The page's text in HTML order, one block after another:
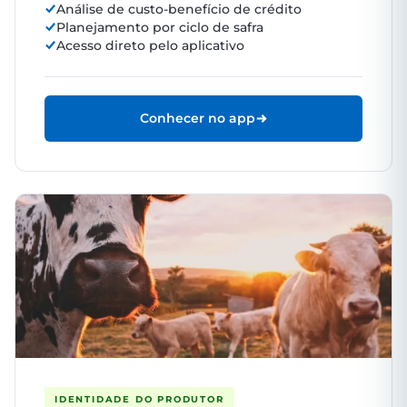
Análise de custo-benefício de crédito
Planejamento por ciclo de safra
Acesso direto pelo aplicativo
Conhecer no app
IDENTIDADE DO PRODUTOR